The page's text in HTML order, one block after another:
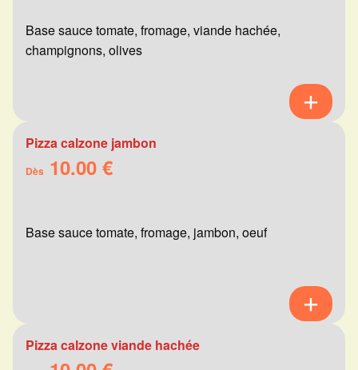
Base sauce tomate, fromage, viande hachée,
champignons, olives
Pizza calzone jambon
Dès 10.00 €
Base sauce tomate, fromage, jambon, oeuf
Pizza calzone viande hachée